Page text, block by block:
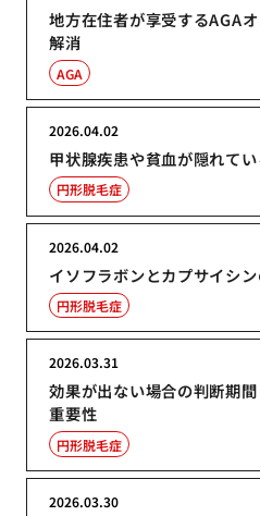
地方在住者が享受するAGA
解消
AGA
甲状腺疾患や貧血が隠れて
2026.04.02
円形脱毛症
イソフラボンとカプサイシ
2026.04.02
円形脱毛症
効果が出ない場合の判断期
重要性
2026.03.31
円形脱毛症
2026.03.30